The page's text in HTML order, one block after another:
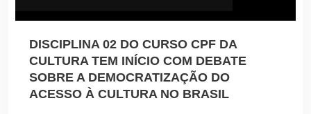
DISCIPLINA 02 DO CURSO CPF DA
CULTURA TEM INÍCIO COM DEBATE
SOBRE A DEMOCRATIZAÇÃO DO
ACESSO À CULTURA NO BRASIL